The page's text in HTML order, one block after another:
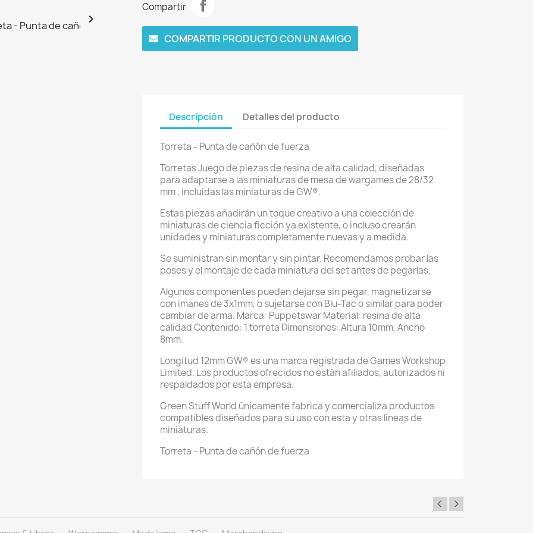

Compartir
COMPARTIR PRODUCTO CON UN AMIGO
Descripción Detalles del producto
Torreta - Punta de cañón de fuerza
Torretas Juego de piezas de resina de alta calidad, diseñadas
para adaptarse a las miniaturas de mesa de wargames de 28/32
mm , incluidas las miniaturas de GW®.
Estas piezas añadirán un toque creativo a una colección de
miniaturas de ciencia ficción ya existente, o incluso crearán
unidades y miniaturas completamente nuevas y a medida.
Se suministran sin montar y sin pintar. Recomendamos probar las
poses y el montaje de cada miniatura del set antes de pegarlas.
Algunos componentes pueden dejarse sin pegar, magnetizarse
con imanes de 3x1mm, o sujetarse con Blu-Tac o similar para poder
cambiar de arma. Marca: Puppetswar Material: resina de alta
calidad Contenido: 1 torreta Dimensiones: Altura 10mm. Ancho
8mm.
Longitud 12mm GW® es una marca registrada de Games Workshop
Limited. Los productos ofrecidos no están afiliados, autorizados ni
respaldados por esta empresa.
Green Stuff World únicamente fabrica y comercializa productos
compatibles diseñados para su uso con esta y otras líneas de
miniaturas.
Torreta - Punta de cañón de fuerza